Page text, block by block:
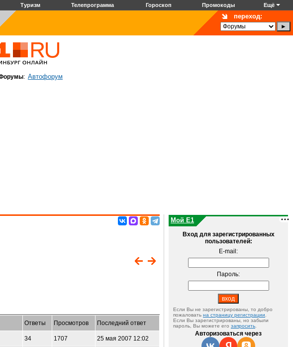
Туризм Телепрограмма Гороскоп Промокоды Ещё
переход:
: Автофорум
Ответы Просмотров Последний ответ
34 1707 25 мая 2007 12:02
Мой E1
Вход для зарегистрированных
пользователей:
E-mail:
Пароль:
Если Вы не зарегистрированы, то добро
пожаловать на страницу регистрации
Если Вы зарегистрированы, но забыли
пароль, Вы можете его запросить
Авторизоваться через